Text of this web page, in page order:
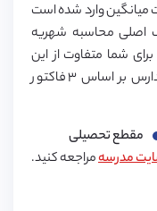
وارد شده است
محاسبه شهریه
شما متفاوت از این
مبلغ باشد. توجه داشته باشید شهریه مدارس بر اساس ۳ فاکتور
مقطع تحصیلی
مدرسهمراجعه کنید.